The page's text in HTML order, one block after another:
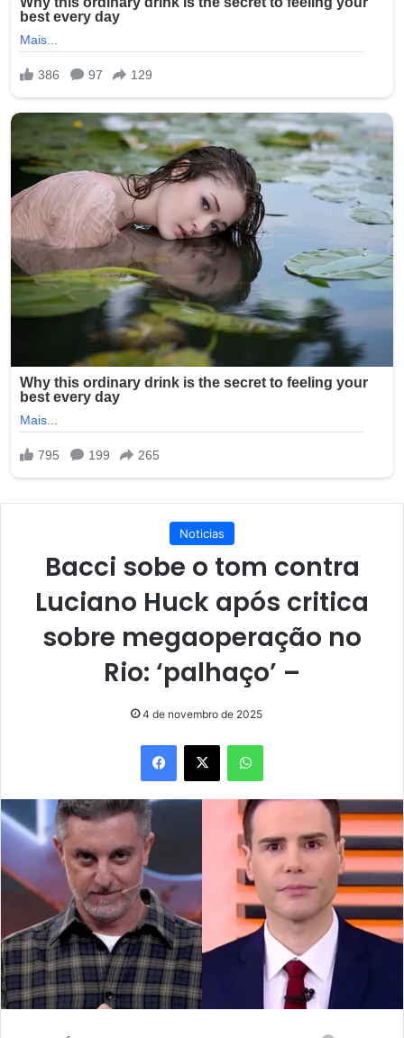
Noticias
Bacci sobe o tom contra
Luciano Huck após critica
sobre megaoperação no
Rio: ‘palhaço’ –
4 de novembro de 2025
Facebook
X WhatsApp